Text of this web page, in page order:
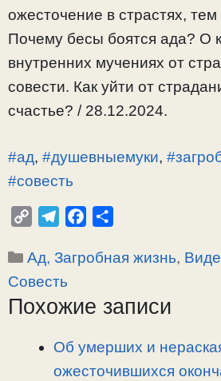
ожесточение в страстях,
Почему бесы боятся ада? О
внутренних мучениях от
совести. Как уйти от
счастье? / 28.12.2024.
#ад, #душевныемуки,
#совесть
p
y
L
l
e
g
a
c
b
п
а
Рубрики
Ад, Загробная жизнь,
Совесть
Похожие записи
Об умерших и
ожесточившихся